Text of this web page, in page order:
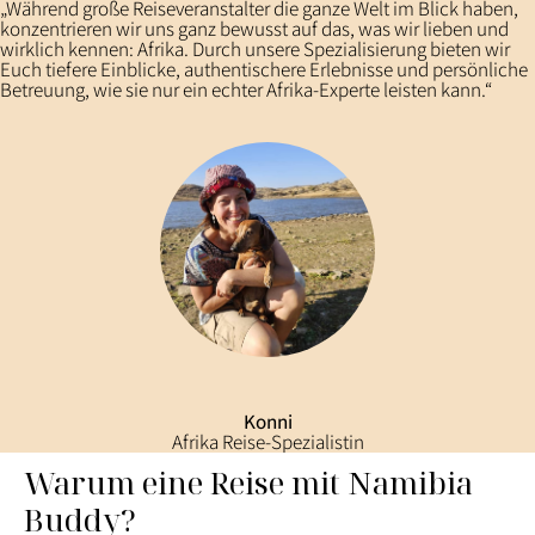
Konni
Afrika Reise-Spezialistin
„Während große Reiseveranstalter die ganze Welt im Blick haben,
konzentrieren wir uns ganz bewusst auf das, was wir lieben und
wirklich kennen: Afrika. Durch unsere Spezialisierung bieten wir
Euch tiefere Einblicke, authentischere Erlebnisse und persönliche
Betreuung, wie sie nur ein echter Afrika-Experte leisten kann.“
Warum eine Reise mit Namibia
Buddy?